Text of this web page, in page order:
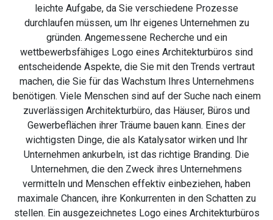
leichte Aufgabe, da Sie verschiedene Prozesse
durchlaufen müssen, um Ihr eigenes Unternehmen zu
gründen. Angemessene Recherche und ein
wettbewerbsfähiges Logo eines Architekturbüros sind
entscheidende Aspekte, die Sie mit den Trends vertraut
machen, die Sie für das Wachstum Ihres Unternehmens
benötigen. Viele Menschen sind auf der Suche nach einem
zuverlässigen Architekturbüro, das Häuser, Büros und
Gewerbeflächen ihrer Träume bauen kann. Eines der
wichtigsten Dinge, die als Katalysator wirken und Ihr
Unternehmen ankurbeln, ist das richtige Branding. Die
Unternehmen, die den Zweck ihres Unternehmens
vermitteln und Menschen effektiv einbeziehen, haben
maximale Chancen, ihre Konkurrenten in den Schatten zu
stellen. Ein ausgezeichnetes Logo eines Architekturbüros